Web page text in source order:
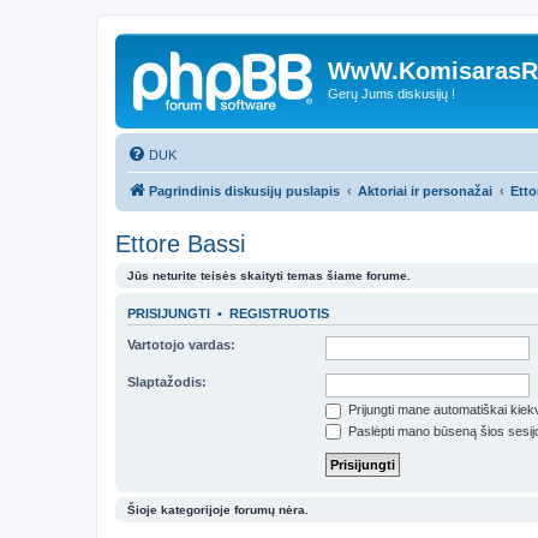
Gerų Jums diskusijų !
DUK
Pagrindinis diskusijų puslapis Aktoriai ir personažai
Ettore Bassi
Jūs neturite teisės skaityti temas šiame forume.
PRISIJUNGTI • REGISTRUOTIS
Vartotojo vardas:
Slaptažodis:
Prijungti mane automatiškai
Paslėpti mano būseną šios
Šioje kategorijoje forumų nėra.